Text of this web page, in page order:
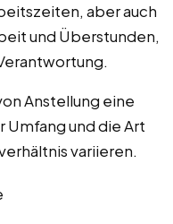
aber auch
und Überstunden,
Anstellung eine
und die Art
variieren.